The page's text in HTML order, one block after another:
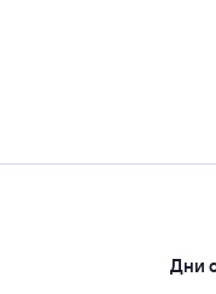
Дни